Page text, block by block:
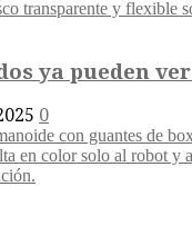
ya pueden
0